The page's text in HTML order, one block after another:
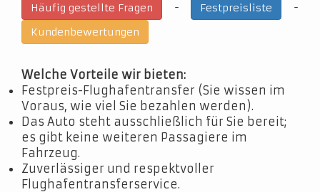
Häufig gestellte Fragen
- Festpreisliste
-
Kundenbewertungen
Welche Vorteile wir bieten:
Festpreis-Flughafentransfer (Sie wissen im
Voraus, wie viel Sie bezahlen werden).
Das Auto steht ausschließlich für Sie bereit;
es gibt keine weiteren Passagiere im
Fahrzeug.
Zuverlässiger und respektvoller
Flughafentransferservice.